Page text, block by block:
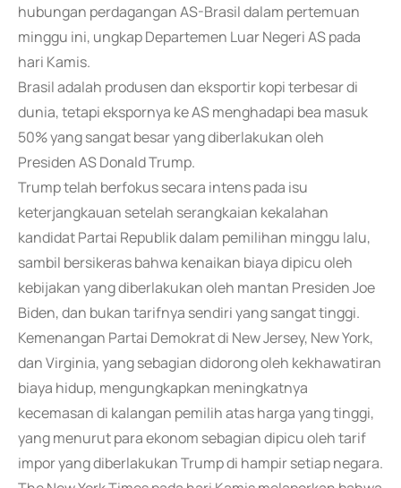
hubungan perdagangan AS-Brasil dalam pertemuan
minggu ini, ungkap Departemen Luar Negeri AS pada
hari Kamis.
Brasil adalah produsen dan eksportir kopi terbesar di
dunia, tetapi ekspornya ke AS menghadapi bea masuk
50% yang sangat besar yang diberlakukan oleh
Presiden AS Donald Trump.
Trump telah berfokus secara intens pada isu
keterjangkauan setelah serangkaian kekalahan
kandidat Partai Republik dalam pemilihan minggu lalu,
sambil bersikeras bahwa kenaikan biaya dipicu oleh
kebijakan yang diberlakukan oleh mantan Presiden Joe
Biden, dan bukan tarifnya sendiri yang sangat tinggi.
Kemenangan Partai Demokrat di New Jersey, New York,
dan Virginia, yang sebagian didorong oleh kekhawatiran
biaya hidup, mengungkapkan meningkatnya
kecemasan di kalangan pemilih atas harga yang tinggi,
yang menurut para ekonom sebagian dipicu oleh tarif
impor yang diberlakukan Trump di hampir setiap negara.